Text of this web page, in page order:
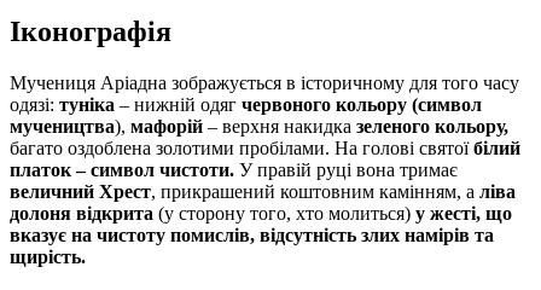
Іконографія
Мучениця Аріадна зображується в історичному для того часу
одязі: туніка – нижній одяг червоного кольору (символ
мучеництва), мафорій – верхня накидка зеленого кольору,
багато оздоблена золотими пробілами. На голові святоїбілий
платок – символ чистоти. У правій руці вона тримає
величний Хрест, прикрашений коштовним камінням, а ліва
долоня відкрита (у сторону того, хто молиться) у жесті, що
вказує на чистоту помислів, відсутність злих намірів та
щирість.